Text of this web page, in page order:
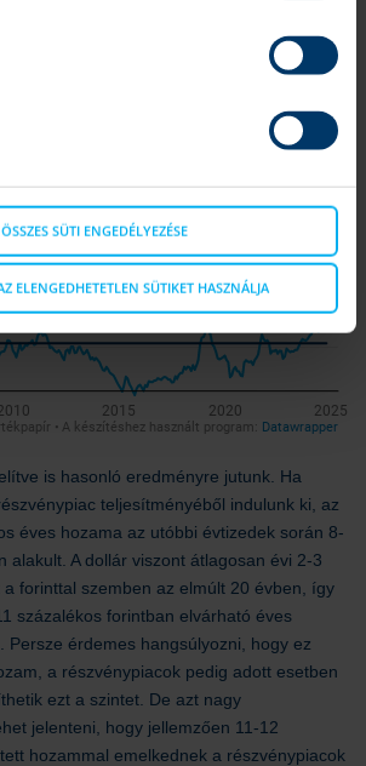
ÖSSZES SÜTI ENGEDÉLYEZÉSE
ELENGEDHETETLEN SÜTIKET HASZNÁLJA
az utóbbi évtizedek során. Ez egy
magasabb és alacsonyabb is volt a
emelkedett évente a BUX árfolyama.
is hasonló eredményre jutunk. Ha
teljesítményéből indulunk ki, az
éves hozama az utóbbi évtizedek során 8-
alakult. A dollár viszont átlagosan évi 2-3
forinttal szemben az elmúlt 20 évben, így
százalékos forintban elvárható éves
Persze érdemes hangsúlyozni, hogy ez
a részvénypiacok pedig adott esetben
ezt a szintet. De azt nagy
jelenteni, hogy jellemzően 11-12
hozammal emelkednek a részvénypiacok